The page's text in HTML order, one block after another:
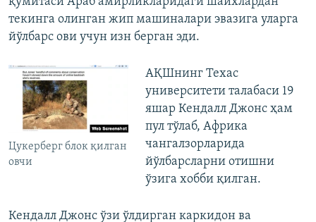
текинга олинган жип машиналари эвазига уларга
йўлбарс ови учун изн берган эди.
Цукерберг блок қилган
овчи
АҚШнинг Техас
университети талабаси 19
яшар Кендалл Джонс ҳам
пул тўлаб, Африка
чангалзорларида
йўлбарсларни отишни
ўзига хобби қилган.
Кендалл Джонс ўзи ўлдирган каркидон ва